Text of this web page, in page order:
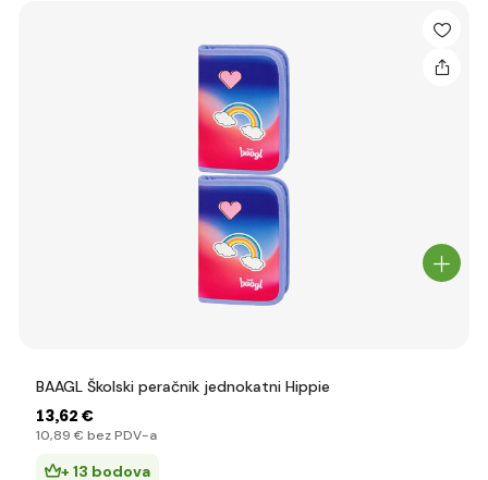
BAAGL Školski peračnik jednokatni Hippie
13,62 €
10,89 € bez PDV-a
+ 13 bodova